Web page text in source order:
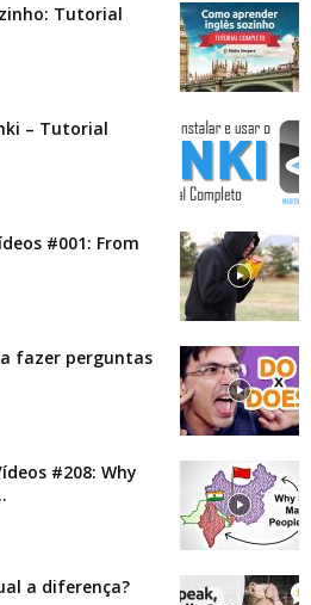
Tutorial
– Tutorial
#001: From
fazer perguntas
#208: Why
a diferença?